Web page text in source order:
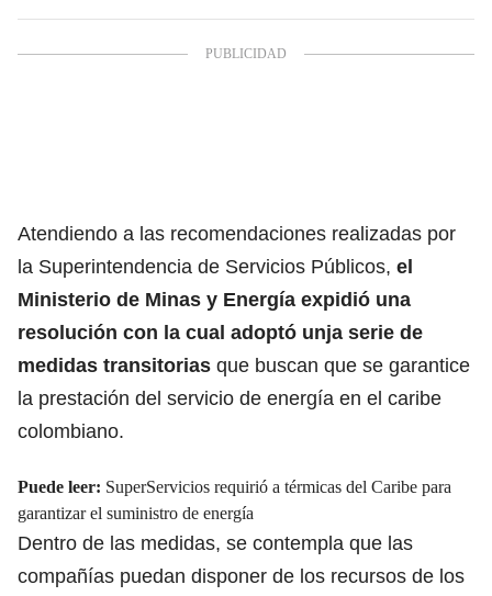
Atendiendo a las recomendaciones realizadas por
la Superintendencia de Servicios Públicos, el
Ministerio de Minas y Energía expidió una
resolución con la cual adoptó unja serie de
medidas transitorias que buscan que se garantice
la prestación del servicio de energía en el caribe
colombiano.
Puede leer: SuperServicios requirió a térmicas del Caribe para
garantizar el suministro de energía
Dentro de las medidas, se contempla que las
compañías puedan disponer de los recursos de los